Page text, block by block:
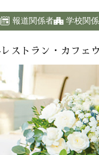
報道関係者 学校関
レストラン・カフェ